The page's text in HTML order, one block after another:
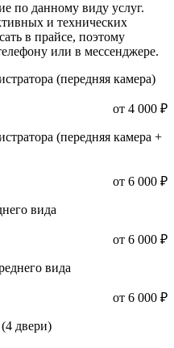
по данному виду услуг.
и технических
в прайсе, поэтому
или в мессенджере.
(передняя камера)
от 4 000 ₽
(передняя камера +
от 6 000 ₽
вида
от 6 000 ₽
вида
от 6 000 ₽
двери)